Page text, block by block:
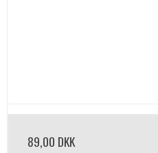
89,00 DKK